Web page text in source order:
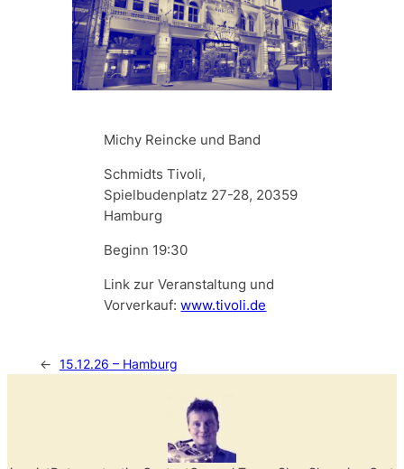
Michy Reincke und Band
Schmidts Tivoli,
Spielbudenplatz 27-28, 20359
Hamburg
Beginn 19:30
Link zur Veranstaltung und
Vorverkauf:www.tivoli.de
← 15.12.26 – Hamburg